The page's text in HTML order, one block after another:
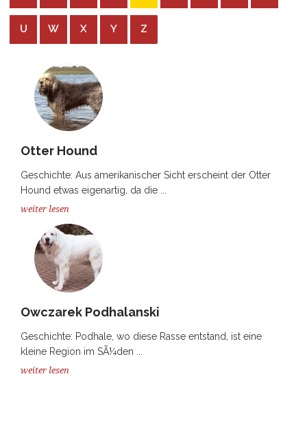
U W X Y Z
Otter Hound
Geschichte: Aus amerikanischer Sicht erscheint der Otter
Hound etwas eigenartig, da die ...
weiter lesen
Owczarek Podhalanski
Geschichte: Podhale, wo diese Rasse entstand, ist eine
kleine Region im SÃ¼den ...
weiter lesen